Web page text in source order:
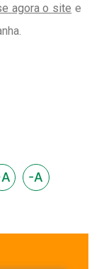
agora o site e
-A